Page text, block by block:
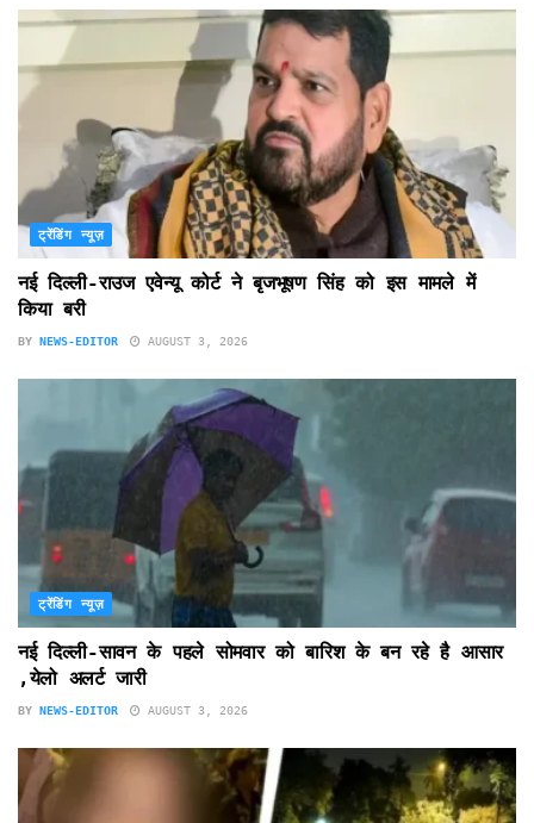
ट्रेंडिंग न्यूज़
नई दिल्ली-राउज एवेन्यू कोर्ट ने बृजभूषण सिंह को इस मामले में
किया बरी
BY NEWS-EDITOR AUGUST 3, 2026
ट्रेंडिंग न्यूज़
नई दिल्ली-सावन के पहले सोमवार को बारिश के बन रहे है आसार
,येलो अलर्ट जारी
BY NEWS-EDITOR AUGUST 3, 2026